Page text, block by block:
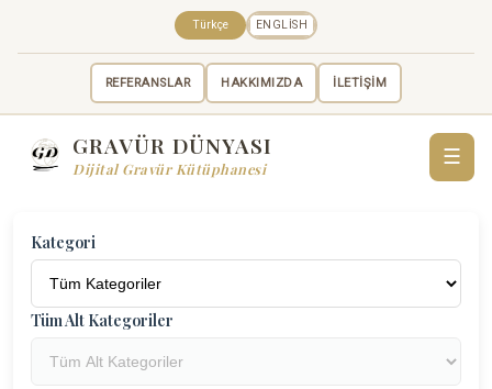
REFERANSLAR HAKKIMIZDA İLETİŞİM
Türkçe ENGLISH
GRAVÜR DÜNYASI
Dijital Gravür Kütüphanesi
☰
Kategori
Tüm Alt Kategoriler